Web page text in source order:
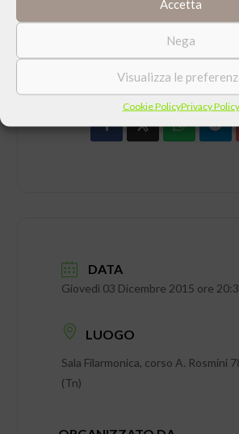
Accetta
Nega
Visualizza le
Cookie PolicyPrivacy Policy
CONDIVIDI QUESTO
DATA
Giovedì 03 Dicembre 2015 ore
LUOGO
Sala Filarmonica, corso A. Rosmini
(Tn)